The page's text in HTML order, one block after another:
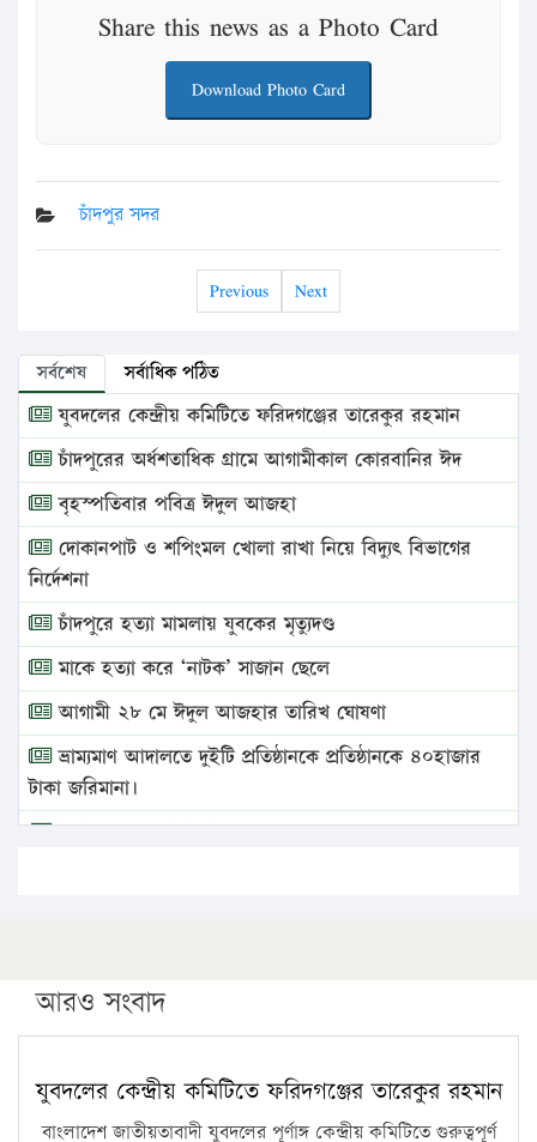
Share this news as a Photo Card
Download Photo Card
চাঁদপুর সদর
Previous Next
সর্বশেষ সর্বাধিক পঠিত
যুবদলের কেন্দ্রীয় কমিটিতে ফরিদগঞ্জের তারেকুর রহমান
চাঁদপুরের অর্ধশতাধিক গ্রামে আগামীকাল কোরবানির ঈদ
বৃহস্পতিবার পবিত্র ঈদুল আজহা
দোকানপাট ও শপিংমল খোলা রাখা নিয়ে বিদ্যুৎ বিভাগের
নির্দেশনা
চাঁদপুরে হত্যা মামলায় যুবকের মৃত্যুদণ্ড
মাকে হত্যা করে ‘নাটক’ সাজান ছেলে
আগামী ২৮ মে ঈদুল আজহার তারিখ ঘোষণা
ভ্রাম্যমাণ আদালতে দুইটি প্রতিষ্ঠানকে প্রতিষ্ঠানকে ৪০হাজার
টাকা জরিমানা।
এবার লঞ্চের ভাড়া বাড়ল
পিএইচডি করছেন কুয়েটের কৃতি…
সারা দেশে বজ্রাঘাতে ১৪ জনের প্রাণহানি
কঠোর হচ্ছে এসএসসি ও এইচএসসি পরীক্ষা
ফরিদগঞ্জে আগুনে পুড়লো ৬ ব্যবসা প্রতিষ্ঠান
আরও সংবাদ
যুবদলের কেন্দ্রীয় কমিটিতে ফরিদগঞ্জের তারেকুর রহমান
বাংলাদেশ জাতীয়তাবাদী যুবদলের পূর্ণাঙ্গ কেন্দ্রীয় কমিটিতে গুরুত্বপূর্ণ